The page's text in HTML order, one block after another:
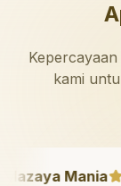
kami
Mazaya